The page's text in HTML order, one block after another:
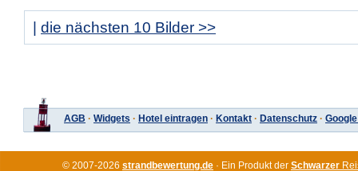
die nächsten 10 Bilder >>
AGB · Widgets · Hotel eintragen · Kontakt · Datenschutz ·
© 2007-2026 strandbewertung.de · Ein Produkt der Schwarzer